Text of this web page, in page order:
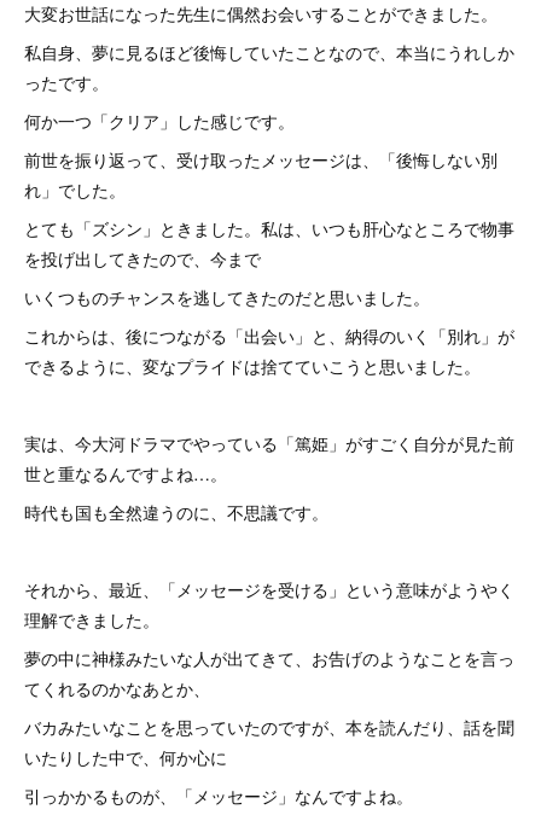
大変お世話になった先生に偶然お会いすることができました。
私自身、夢に見るほど後悔していたことなので、本当にうれしか
ったです。
何か一つ「クリア」した感じです。
前世を振り返って、受け取ったメッセージは、「後悔しない別
れ」でした。
とても「ズシン」ときました。私は、いつも肝心なところで物事
を投げ出してきたので、今まで
いくつものチャンスを逃してきたのだと思いました。
これからは、後につながる「出会い」と、納得のいく「別れ」が
できるように、変なプライドは捨てていこうと思いました。
実は、今大河ドラマでやっている「篤姫」がすごく自分が見た前
世と重なるんですよね…。
時代も国も全然違うのに、不思議です。
それから、最近、「メッセージを受ける」という意味がようやく
理解できました。
夢の中に神様みたいな人が出てきて、お告げのようなことを言っ
てくれるのかなあとか、
バカみたいなことを思っていたのですが、本を読んだり、話を聞
いたりした中で、何か心に
引っかかるものが、「メッセージ」なんですよね。